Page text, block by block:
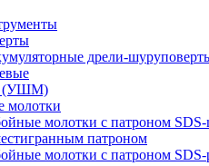
дрели-
(УШМ)
молотки
молотки с патроном SDS-
патроном
молотки с патроном SDS-